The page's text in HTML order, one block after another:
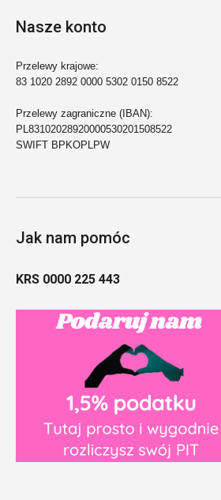
Nasze konto
Przelewy krajowe:
83 1020 2892 0000 5302 0150 8522
Przelewy zagraniczne (IBAN):
PL83102028920000530201508522
SWIFT BPKOPLPW
Jak nam pomóc
KRS 0000 225 443